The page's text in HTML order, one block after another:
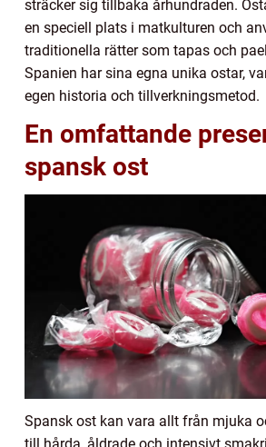
sträcker sig tillbaka århundraden.
en speciell plats i matkulturen och
traditionella rätter som tapas och
Spanien har sina egna unika ostar,
egen historia och tillverkningsmetod.
En omfattande
spansk ost
Spansk ost kan vara allt från mjuka